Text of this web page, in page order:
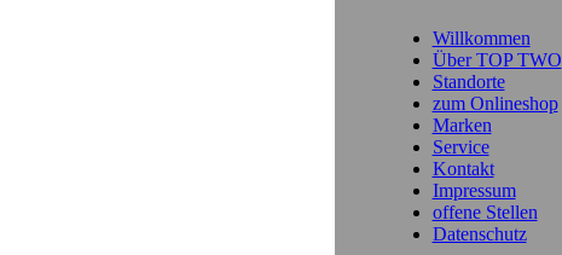
Willkommen
Über TOP TWO
Standorte
zum Onlineshop
Marken
Service
Kontakt
Impressum
offene Stellen
Datenschutz